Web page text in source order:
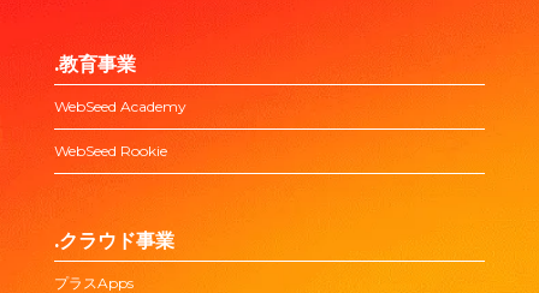
.教育事業
WebSeed Academy
WebSeed Rookie
.クラウド事業
プラスApps